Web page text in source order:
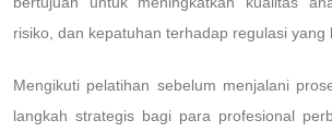
risiko, dan kepatuhan terhadap regulasi yang
Mengikuti pelatihan sebelum menjalani
langkah strategis bagi para profesional